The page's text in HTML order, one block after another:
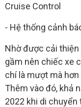
Cruise Control
- Hệ thống cảnh
Nhờ được cải thiện
gầm nên chiếc xe
chí là mượt mà
Thêm vào đó, khả
2022 khi di